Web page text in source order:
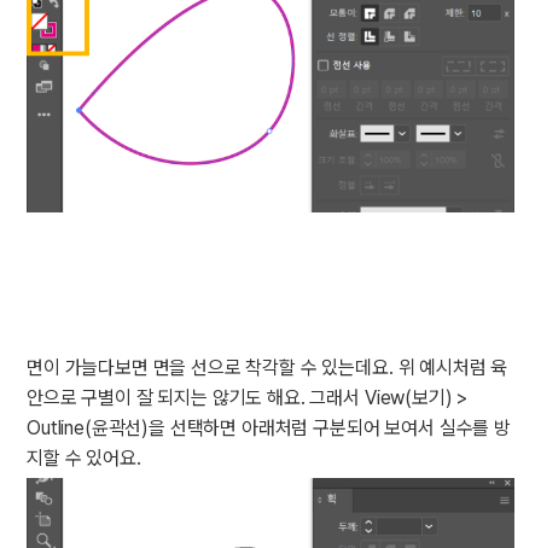
면이 가늘다보면 면을 선으로 착각할 수 있는데요. 위 예시처럼 육
안으로 구별이 잘 되지는 않기도 해요. 그래서 View(보기) >
Outline(윤곽선)을 선택하면 아래처럼 구분되어 보여서 실수를 방
지할 수 있어요.